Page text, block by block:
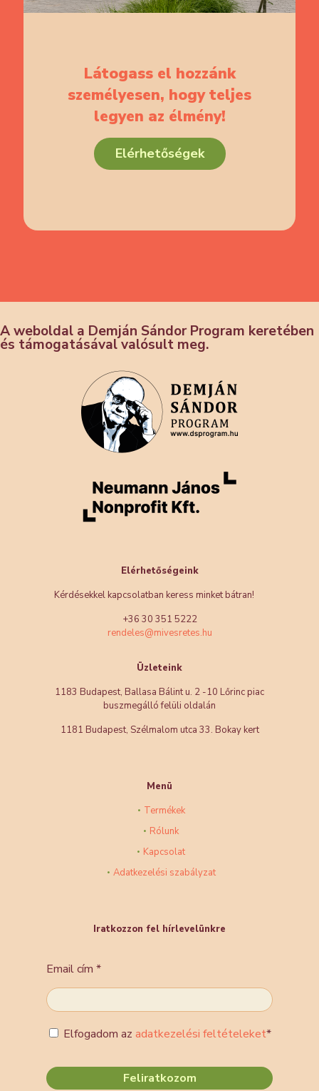
Látogass el hozzánk
személyesen, hogy teljes
legyen az élmény!
Elérhetőségek
A weboldal a Demján Sándor Program keretében
és támogatásával valósult meg.
Elérhetőségeink
Kérdésekkel kapcsolatban keress minket bátran!
+36 30 351 5222
rendeles@mivesretes.hu
Üzleteink
1183 Budapest, Ballasa Bálint u. 2 -10 Lőrinc piac
buszmegálló felüli oldalán
1181 Budapest, Szélmalom utca 33. Bokay kert
Menü
Termékek
Rólunk
Kapcsolat
Adatkezelési szabályzat
Iratkozzon fel hírlevelünkre
Email cím *
Elfogadom az adatkezelési feltételeket*